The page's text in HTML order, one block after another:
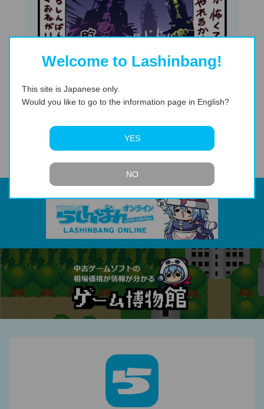
Welcome to Lashinbang!
This site is Japanese only.
Would you like to go to the information page in English?
YES
NO